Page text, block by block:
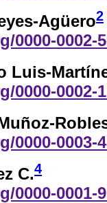
Agüero2
0002-
Luis-
0002-
0003-
C.4
0001-